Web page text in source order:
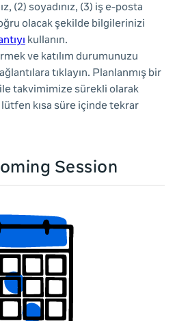
(2) soyadınız, (3) iş e-posta
olacak şekilde bilgilerinizi
kullanın.
ve katılım durumunuzu
tıklayın. Planlanmış bir
takvimimize sürekli olarak
lütfen kısa süre içinde tekrar
Session